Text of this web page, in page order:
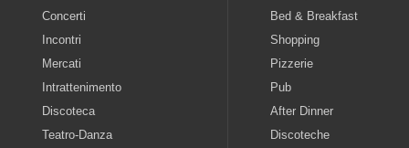
Concerti
Incontri
Mercati
Intrattenimento
Discoteca
Teatro-Danza
Bed & Breakfast
Shopping
Pizzerie
Pub
After Dinner
Discoteche